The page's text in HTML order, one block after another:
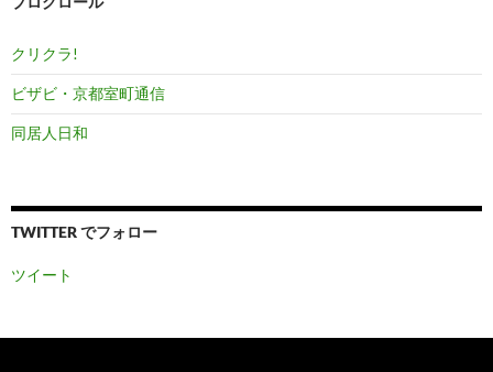
クリクラ!
ビザビ・京都室町通信
同居人日和
TWITTER でフォロー
ツイート